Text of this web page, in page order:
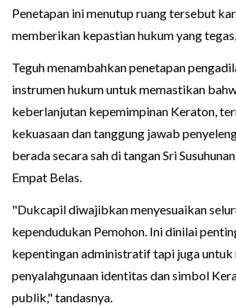
Penetapan ini menutup ruang tersebut
memberikan kepastian hukum yang
Teguh menambahkan penetapan
instrumen hukum untuk memastikan
keberlanjutan kepemimpinan Keraton,
kekuasaan dan tanggung jawab
berada secara sah di tangan Sri
Empat Belas.
"Dukcapil diwajibkan menyesuaikan
kependudukan Pemohon. Ini dinilai
kepentingan administratif tapi juga untuk
penyalahgunaan identitas dan simbol
publik," tandasnya.